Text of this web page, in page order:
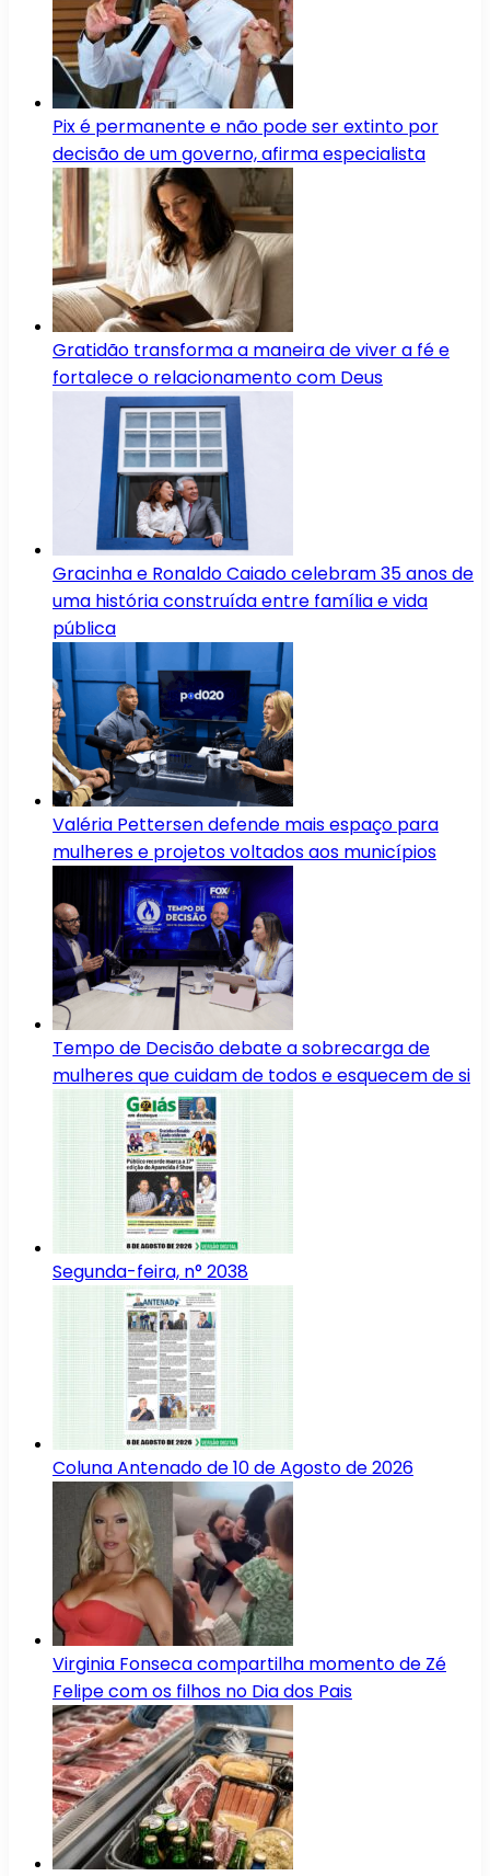
Pix é permanente e não pode ser extinto por
decisão de um governo, afirma especialista
Gratidão transforma a maneira de viver a fé e
fortalece o relacionamento com Deus
Gracinha e Ronaldo Caiado celebram 35 anos de
uma história construída entre família e vida
pública
Valéria Pettersen defende mais espaço para
mulheres e projetos voltados aos municípios
Tempo de Decisão debate a sobrecarga de
mulheres que cuidam de todos e esquecem de si
Segunda-feira, n° 2038
Coluna Antenado de 10 de Agosto de 2026
Virginia Fonseca compartilha momento de Zé
Felipe com os filhos no Dia dos Pais